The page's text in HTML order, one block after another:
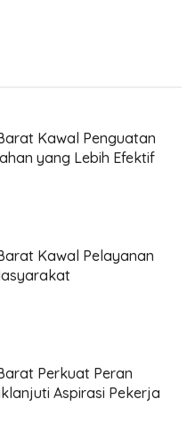
Kawal Penguatan
yang Lebih Efektif
Kawal Pelayanan
Perkuat Peran
Aspirasi Pekerja